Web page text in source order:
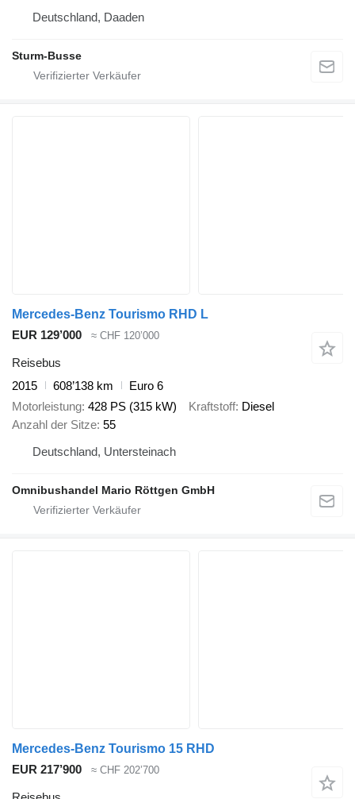
Deutschland, Daaden
Sturm-Busse
Mercedes-Benz Tourismo RHD L
EUR 129’000
≈ CHF 120’000
Reisebus
2015
608’138 km
Euro 6
Motorleistung 428 PS (315 kW) Kraftstoff Diesel
Anzahl der Sitze 55
Deutschland, Untersteinach
Omnibushandel Mario Röttgen GmbH
Mercedes-Benz Tourismo 15 RHD
EUR 217’900
≈ CHF 202’700